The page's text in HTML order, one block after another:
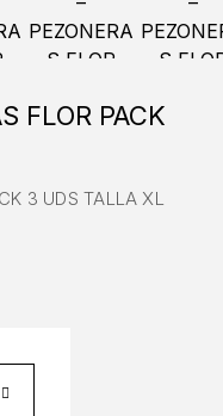
FLOR PACK
3 UDS TALLA XL